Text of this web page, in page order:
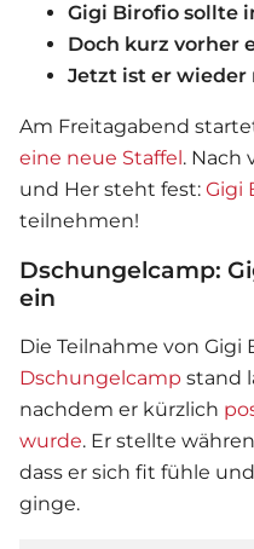
Gigi Birofio sollte
Doch kurz vorher
Jetzt ist er wieder
Am Freitagabend
eine neue Staffel. Nach
und Her steht fest: Gigi
teilnehmen!
Dschungelcamp:
ein
Die Teilnahme von Gigi
Dschungelcamp stand
nachdem er kürzlich
wurde. Er stellte
dass er sich fit fühle
ginge.